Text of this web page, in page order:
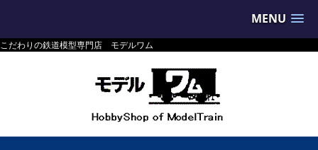
MENU
こだわりの鉄道模型専門店 モデルワム